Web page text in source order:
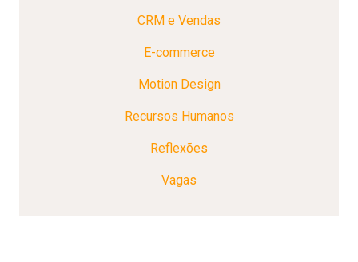
CRM e Vendas
E-commerce
Motion Design
Recursos Humanos
Reflexões
Vagas